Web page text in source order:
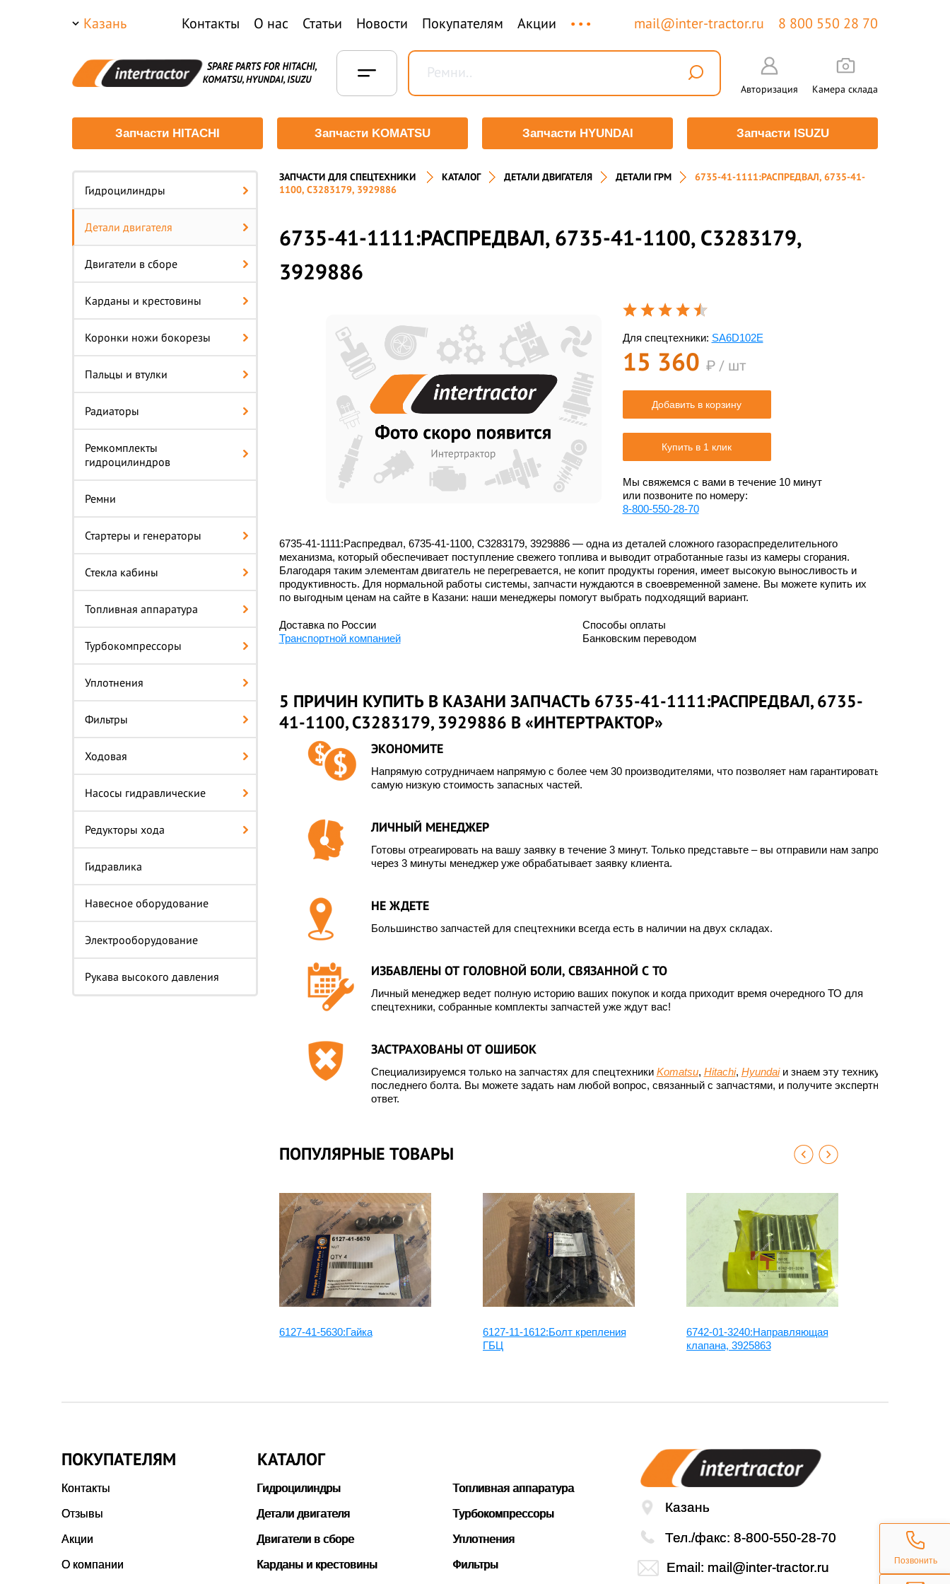
Казань Контакты О нас Статьи Новости Покупателям Акции ... mail@inter-tractor.ru 8 800 550 28 70
Авторизация Камера склада
Запчасти HITACHI Запчасти KOMATSU Запчасти HYUNDAI Запчасти ISUZU
Гидроцилиндры
Детали двигателя
Двигатели в сборе
Карданы и крестовины
Коронки ножи бокорезы
Пальцы и втулки
Радиаторы
Ремкомплекты
гидроцилиндров
Ремни
Стартеры и генераторы
Стекла кабины
Топливная аппаратура
Турбокомпрессоры
Уплотнения
Фильтры
Ходовая
Насосы гидравлические
Редукторы хода
Гидравлика
Навесное оборудование
Электрооборудование
Рукава высокого давления
ЗАПЧАСТИ ДЛЯ СПЕЦТЕХНИКИ КАТАЛОГ ДЕТАЛИ ДВИГАТЕЛЯ ДЕТАЛИ ГРМ
6735-41-1111:РАСПРЕДВАЛ, 6735-41-
1100, С3283179, 3929886
6735-41-1111:РАСПРЕДВАЛ, 6735-41-1100, С3283179,
3929886
Для спецтехники: SA6D102E
15 360 ₽ / шт
Добавить в корзину
Купить в 1 клик
Мы свяжемся с вами в течение 10 минут
или позвоните по номеру:
8-800-550-28-70
6735-41-1111:Распредвал, 6735-41-1100, С3283179, 3929886 — одна из деталей сложного газораспределительного
механизма, который обеспечивает поступление свежего топлива и выводит отработанные газы из камеры сгорания.
Благодаря таким элементам двигатель не перегревается, не копит продукты горения, имеет высокую выносливость и
продуктивность. Для нормальной работы системы, запчасти нуждаются в своевременной замене. Вы можете купить их
по выгодным ценам на сайте в Казани: наши менеджеры помогут выбрать подходящий вариант.
Доставка по России
Транспортной компанией
Способы оплаты
Банковским переводом
5 ПРИЧИН КУПИТЬ В КАЗАНИ ЗАПЧАСТЬ 6735-41-1111:РАСПРЕДВАЛ, 6735-
41-1100, С3283179, 3929886 В «ИНТЕРТРАКТОР»
ЭКОНОМИТЕ
Напрямую сотрудничаем напрямую с более чем 30 производителями, что позволяет нам гарантировать
самую низкую стоимость запасных частей.
ЛИЧНЫЙ МЕНЕДЖЕР
Готовы отреагировать на вашу заявку в течение 3 минут. Только представьте – вы отправили нам запрос, а
через 3 минуты менеджер уже обрабатывает заявку клиента.
НЕ ЖДЕТЕ
Большинство запчастей для спецтехники всегда есть в наличии на двух складах.
ИЗБАВЛЕНЫ ОТ ГОЛОВНОЙ БОЛИ, СВЯЗАННОЙ С ТО
Личный менеджер ведет полную историю ваших покупок и когда приходит время очередного ТО для
спецтехники, собранные комплекты запчастей уже ждут вас!
ЗАСТРАХОВАНЫ ОТ ОШИБОК
Специализируемся только на запчастях для спецтехники Komatsu, Hitachi, Hyundaiи знаем эту технику до
последнего болта. Вы можете задать нам любой вопрос, связанный с запчастями, и получите экспертный
ответ.
ПОПУЛЯРНЫЕ ТОВАРЫ
6127-41-5630:Гайка
6127-11-1612:Болт крепления
ГБЦ
6742-01-3240:Направляющая
клапана, 3925863
ПОКУПАТЕЛЯМ
Контакты
Отзывы
Акции
О компании
КАТАЛОГ
Гидроцилиндры
Детали двигателя
Двигатели в сборе
Карданы и крестовины
Топливная аппаратура
Турбокомпрессоры
Уплотнения
Фильтры
Казань
Тел./факс: 8-800-550-28-70
Email: mail@inter-tractor.ru Позвонить